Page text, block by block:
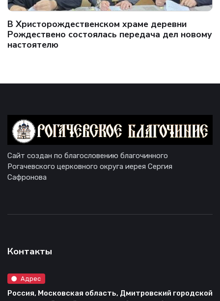
В Христорождественском храме деревни
Рождествено состоялась передача дел новому
настоятелю
Сайт создан по благословению благочинного
Рогачевского церковного округа иерея Сергия
Сафронова
Контакты
Адрес
Россия, Московская область, Дмитровский городской